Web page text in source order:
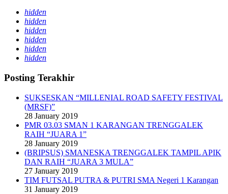
hidden
hidden
hidden
hidden
hidden
hidden
Posting Terakhir
SUKSESKAN “MILLENIAL ROAD SAFETY FESTIVAL
(MRSF)”
28 January 2019
PMR 03.03 SMAN 1 KARANGAN TRENGGALEK
RAIH “JUARA 1”
28 January 2019
(BRIPSUS) SMANESKA TRENGGALEK TAMPIL APIK
DAN RAIH “JUARA 3 MULA”
27 January 2019
TIM FUTSAL PUTRA & PUTRI SMA Negeri 1 Karangan
31 January 2019